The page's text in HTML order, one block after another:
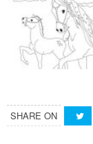
SHARE ON